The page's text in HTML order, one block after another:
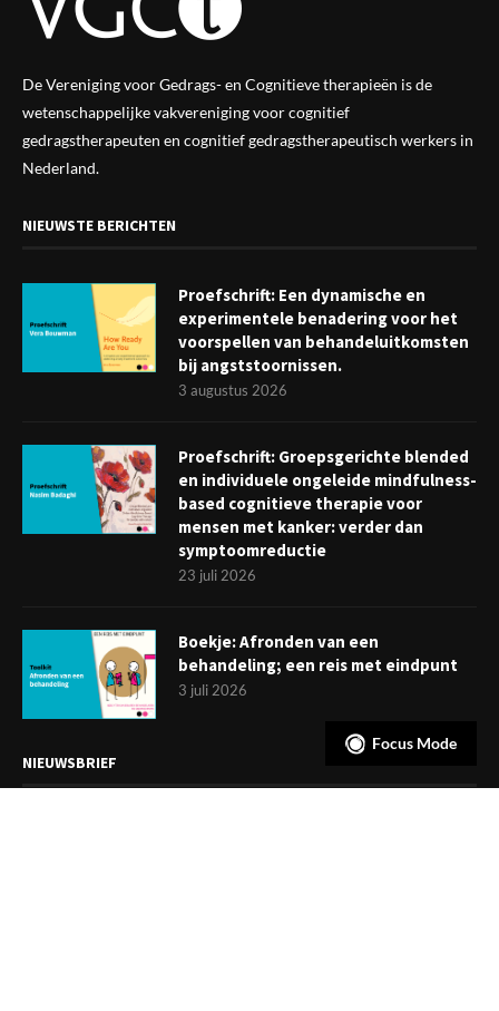
De Vereniging voor Gedrags- en Cognitieve therapieën is de
wetenschappelijke vakverenigingvoor cognitief
gedragstherapeuten en cognitief gedragstherapeutisch werkers in
Nederland.
NIEUWSTE BERICHTEN
Proefschrift: Een dynamische en
experimentele benadering voor het
voorspellen van behandeluitkomsten
bij angststoornissen.
3 augustus 2026
Proefschrift: Groepsgerichte blended
en individuele ongeleide mindfulness-
based cognitieve therapie voor
mensen met kanker: verder dan
symptoomreductie
23 juli 2026
Boekje: Afronden van een
behandeling; een reis met eindpunt
3 juli 2026
NIEUWSBRIEF
Focus Mode